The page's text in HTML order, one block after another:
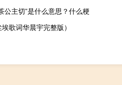
公主切”是什么意思？什么梗
歌词华晨宇完整版）